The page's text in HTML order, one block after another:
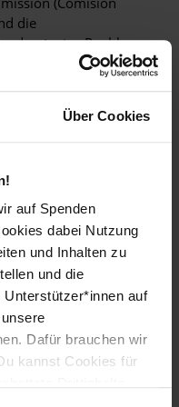
Über Cookies
auf Spenden
dabei Nutzung
und Inhalten zu
und die
auf
Dafür brauchen wir
kannst Cookies für
die
Puebla
de Puebla - CEDH
sich jedoch später, die
ohne die mögliche
ODER LUFTPOSTBRIEFE
von José Enrique
ihren
KollegInnen bei der